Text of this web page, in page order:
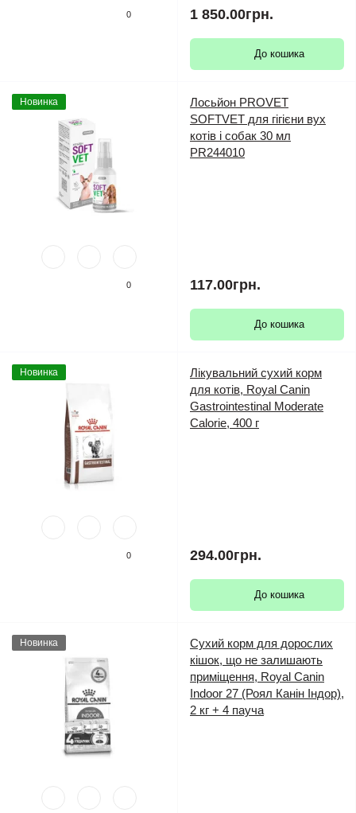
0 1 850.00грн.
До кошика
Новинка
0
Лосьйон PROVET
SOFTVET для гігієни вух
котів і собак 30 мл
PR244010
117.00грн.
До кошика
Новинка
0
Лікувальний сухий корм
для котів, Royal Canin
Gastrointestinal Moderate
Calorie, 400 г
294.00грн.
До кошика
Новинка
Сухий корм для дорослих
кішок, що не залишають
приміщення, Royal Canin
Indoor 27 (Роял Канін Індор),
2 кг + 4 пауча